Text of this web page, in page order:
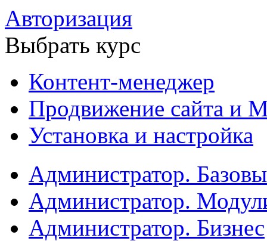
Авторизация
Выбрать курс
Контент-менеджер
Продвижение сайта и
Установка и настройка
Администратор.
Администратор.
Администратор. Бизнес